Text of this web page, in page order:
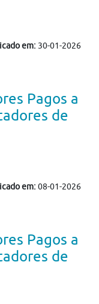
em: 30-01-2026
Pagos a
de
em:08-01-2026
Pagos a
de